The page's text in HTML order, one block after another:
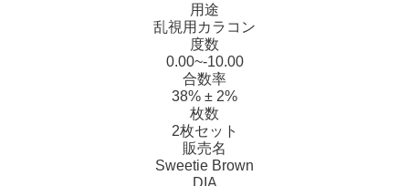
用途
乱視用カラコン
度数
0.00~-10.00
合数率
38% ± 2%
枚数
2枚セット
販売名
Sweetie Brown
DIA